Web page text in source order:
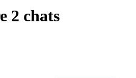
2 chats